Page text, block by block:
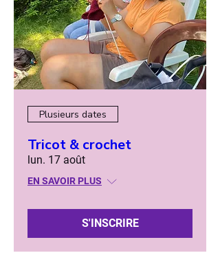
Plusieurs dates
Tricot & crochet
lun. 17 août
EN SAVOIR PLUS
S'INSCRIRE